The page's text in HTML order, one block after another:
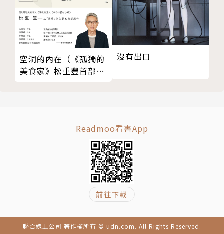
X，就能取得優異成績。代號鴨舌帽、曼聯、倖田來
未、和尚、熊貓眼、胖虎、落湯雞和冰咖啡等參加者紛
紛使出渾身解數，沒想到遊戲卻逐漸陷入失控的深
香港中文大學計算機科學系畢業，台灣推理作家協會海
外成員。2008年以童話推理作品〈傑克魔豆殺人事
件〉入圍第六屆「台灣推理作家協會徵文獎」決選，翌
年又以續作〈藍鬍子的密室〉及犯罪推理作品〈窺伺藍
色的藍〉同時入圍第七屆「台灣推理作家協會徵文獎」
決選，並以〈藍鬍子的密室〉贏得首獎。之後，以推理
小說《合理推論》獲得「可米瑞智百萬電影小說獎」第
空洞的內在（《孤獨的
美食家》松重豐首部創
沒有出口
Readmoo看書App
前往下載
聯合線上公司 著作權所有 © udn.com. All Rights Reserved.